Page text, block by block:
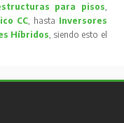
para pisos
CC, hasta Inversores
Híbridos , siendo esto el